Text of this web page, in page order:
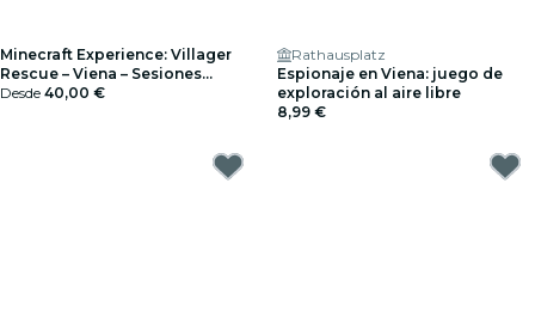
Minecraft Experience: Villager
Rescue – Viena – Sesiones
relajadas – Tarjetas regalo
Desde 40,00 €
Rathausplatz
Espionaje en Viena: juego de
exploración al aire libre
8,99 €